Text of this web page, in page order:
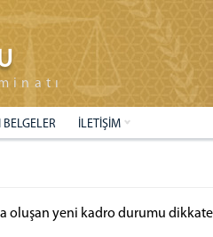
İLETİŞİM
oluşan yeni kadro durumu dikkate